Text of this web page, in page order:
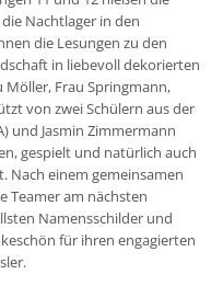
Nachtlager in den
die Lesungen zu den
in liebevoll dekorierten
Möller, Frau Springmann,
von zwei Schülern aus der
und Jasmin Zimmermann
gespielt und natürlich auch
Nach einem gemeinsamen
Teamer am nächsten
Namensschilder und
für ihren engagierten